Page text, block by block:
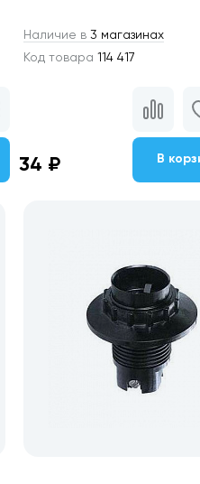
Наличие в 3 магазинах
Код товара 114 417
34 ₽ В